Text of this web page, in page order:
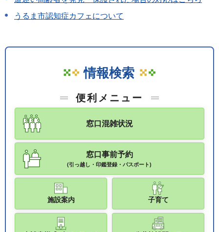
うるま市認知症カフェについて
情報検索
便利メニュー
窓口混雑状況
窓口事前予約
(引っ越し・印鑑登録・パスポート)
施設案内 子育て